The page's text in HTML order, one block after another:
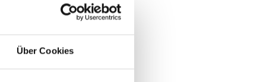
Über Cookies